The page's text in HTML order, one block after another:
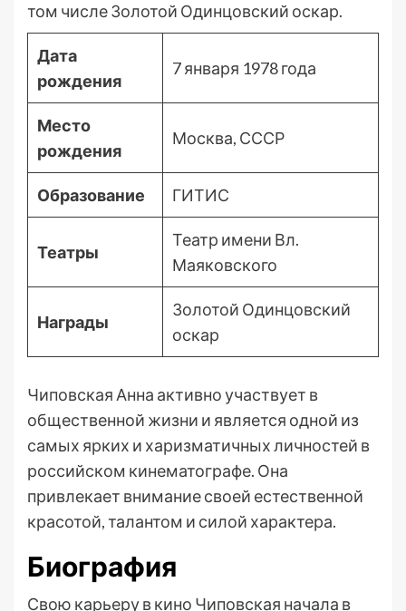
том числе Золотой Одинцовский оскар.
Дата
рождения
7 января 1978 года
Место
рождения
Москва, СССР
Образование ГИТИС
Театры
Театр имени Вл.
Маяковского
Награды
Золотой Одинцовский
оскар
Чиповская Анна активно участвует в
общественной жизни и является одной из
самых ярких и харизматичных личностей в
российском кинематографе. Она
привлекает внимание своей естественной
красотой, талантом и силой характера.
Биография
Свою карьеру в кино Чиповская начала в